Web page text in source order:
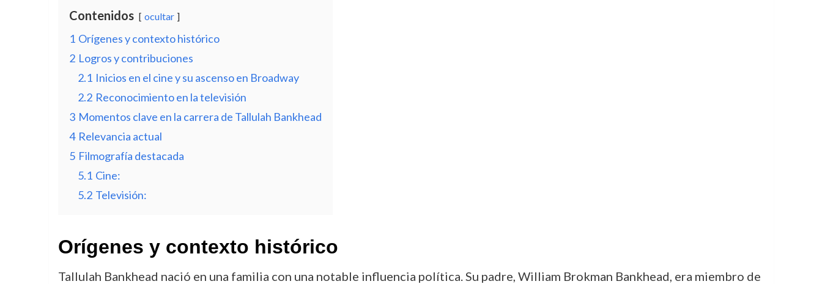
Contenidos ocultar
1 Orígenes y contexto histórico
2 Logros y contribuciones
2.1 Inicios en el cine y su ascenso en Broadway
2.2 Reconocimiento en la televisión
3 Momentos clave en la carrera de Tallulah Bankhead
4 Relevancia actual
5 Filmografía destacada
5.1 Cine:
5.2 Televisión:
Orígenes y contexto histórico
Tallulah Bankhead nació en una familia con una notable influencia política. Su padre, William Brokman Bankhead, era miembro de